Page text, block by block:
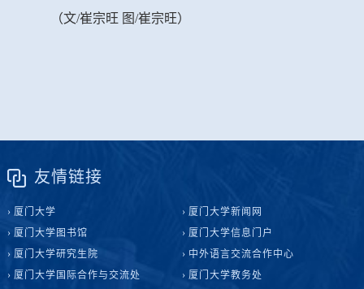
（文/崔宗旺 图/崔宗旺）
友情链接
厦门大学
厦门大学新闻网
厦门大学图书馆
厦门大学信息门户
厦门大学研究生院
中外语言交流合作中心
厦门大学国际合作与交流处
厦门大学教务处